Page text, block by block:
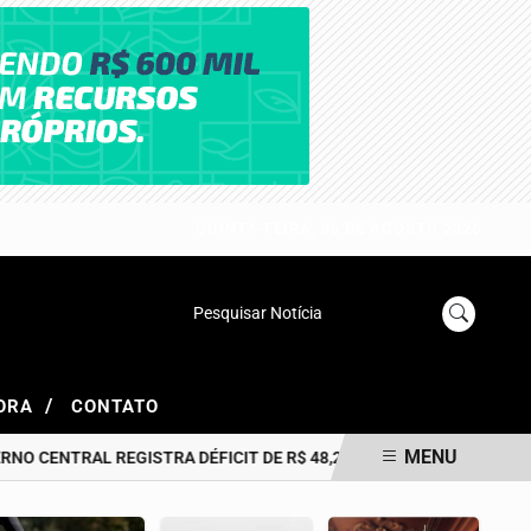
Pesquisar Notícia
/ CONTATO
REGISTRA DÉFICIT DE R$ 48,2 BILHÕES EM JUNHO COM
MENU